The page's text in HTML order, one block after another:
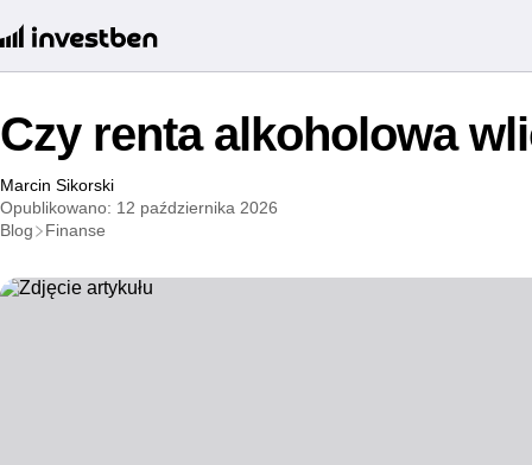
Czy renta alkoholowa
Marcin Sikorski
Opublikowano: 12 października 2026
Blog
Finanse